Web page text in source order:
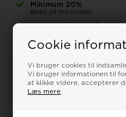
Cookie
Vi bruger cookies til
Vi bruger informationen til
at klikke videre, accepterer
Læs mere
Minimum 20%
Bedst på Pricerunner
Landsdækkende
Mærke